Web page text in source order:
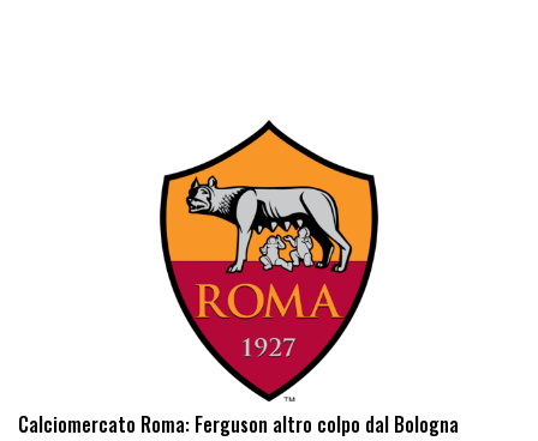
Calciomercato Roma: Ferguson altro colpo dal Bologna